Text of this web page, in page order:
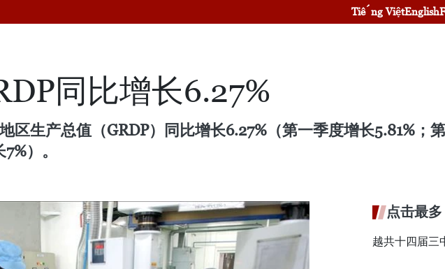
Tiếng ViệtEnglish
同比增长6.27%
区生产总值（GRDP）同比增长6.27%（第一季度增长5.81%；
）。
点击最多
越共十四届三